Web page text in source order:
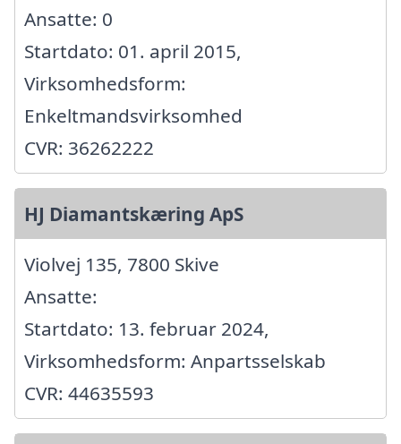
Ansatte: 0
Startdato: 01. april 2015,
Virksomhedsform:
Enkeltmandsvirksomhed
CVR: 36262222
HJ Diamantskæring ApS
Violvej 135, 7800 Skive
Ansatte:
Startdato: 13. februar 2024,
Virksomhedsform: Anpartsselskab
CVR: 44635593